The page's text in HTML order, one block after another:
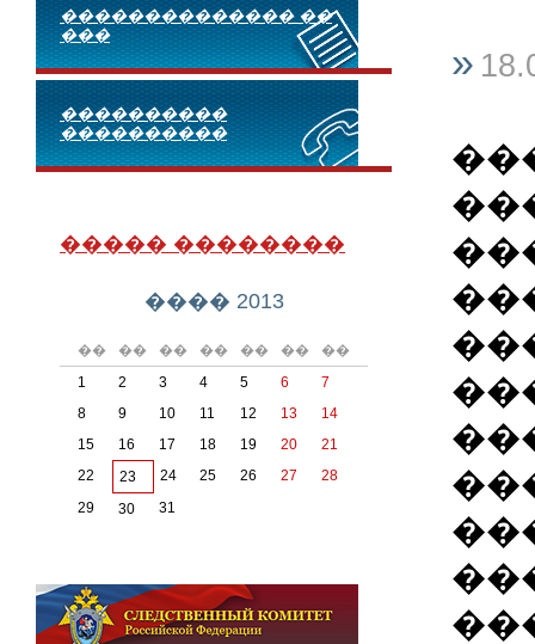
�������������� ��
���
����������
����������
����� ��������
���� 2013
�� �� �� �� �� ��
��
1
2 3 4 5 6
7
8
9 10 11 12 13
14
15
16 17 18 19 20
21
22
23 24 25 26 27
28
29
30 31
»